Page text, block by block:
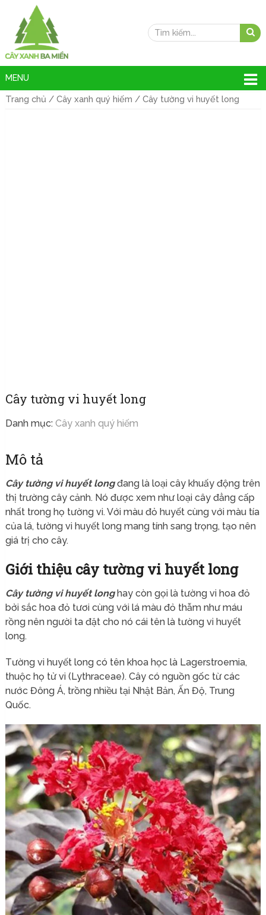
MENU
Trang chủ / Cây xanh quý hiếm / Cây tường vi huyết long
Cây tường vi huyết long
Danh mục: Cây xanh quý hiếm
Mô tả
Cây tường vi huyết longđang là loại cây khuấy động trên
thị trường cây cảnh. Nó được xem như loại cây đẳng cấp
nhất trong họ tường vi. Với màu đỏ huyết cùng với màu tía
của lá, tường vi huyết long mang tính sang trọng, tạo nên
giá trị cho cây.
Giới thiệu cây tường vi huyết long
Cây tường vi huyết longhay còn gọi là tường vi hoa đỏ
bởi sắc hoa đỏ tươi cùng với lá màu đỏ thẫm như máu
rồng nên người ta đặt cho nó cái tên là tường vi huyết
long.
Tường vi huyết long có tên khoa học là Lagerstroemia,
thuộc họ tử vi (Lythraceae). Cây có nguồn gốc từ các
nước Đông Á, trồng nhiều tại Nhật Bản, Ấn Độ, Trung
Quốc.